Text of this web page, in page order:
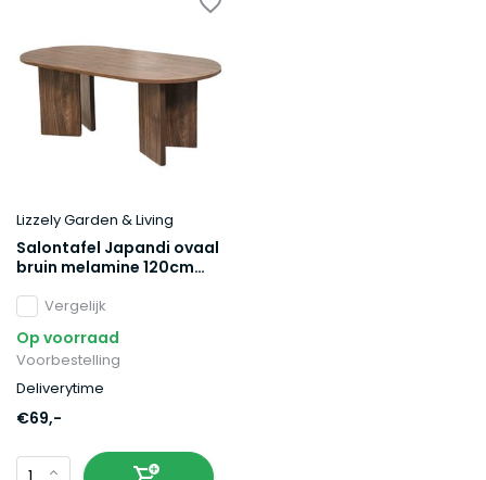
Lizzely Garden & Living
Salontafel Japandi ovaal
bruin melamine 120cm
Vergelijk
Op voorraad
Voorbestelling
Deliverytime
€69,-